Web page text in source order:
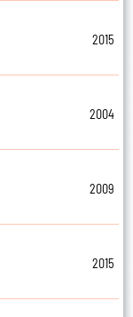
2015
2004
2009
2015